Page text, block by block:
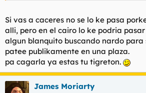
Si vas a caceres no se lo ke pasa
alli, pero en el cairo lo ke podria pasar
algun blanquito buscando nardo para
patee publikamente en una plaza.
pa cagarla ya estas tu tigreton.
James Moriarty